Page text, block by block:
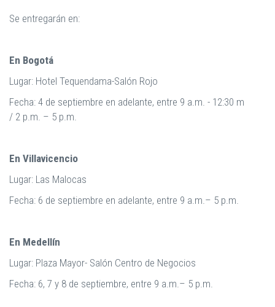
Se entregarán en:
En Bogotá
Lugar: Hotel Tequendama-Salón Rojo
Fecha: 4 de septiembre en adelante, entre 9 a.m. - 12:30 m
/ 2 p.m. – 5 p.m.
En Villavicencio
Lugar: Las Malocas
Fecha: 6 de septiembre en adelante, entre 9 a.m.– 5 p.m.
En Medellín
Lugar: Plaza Mayor- Salón Centro de Negocios
Fecha: 6, 7 y 8 de septiembre, entre 9 a.m.– 5 p.m.